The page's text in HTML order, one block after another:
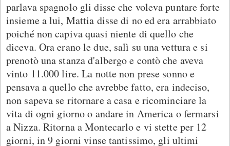
parlava spagnolo gli disse che voleva puntare forte
insieme a lui, Mattia disse di no ed era arrabbiato
poiché non capiva quasi niente di quello che
diceva. Ora erano le due, salì su una vettura e si
prenotò una stanza d'albergo e contò che aveva
vinto 11.000 lire. La notte non prese sonno e
pensava a quello che avrebbe fatto, era indeciso,
non sapeva se ritornare a casa e ricominciare la
vita di ogni giorno o andare in America o fermarsi
a Nizza. Ritorna a Montecarlo e vi stette per 12
giorni, in 9 giorni vinse tantissimo, gli ultimi